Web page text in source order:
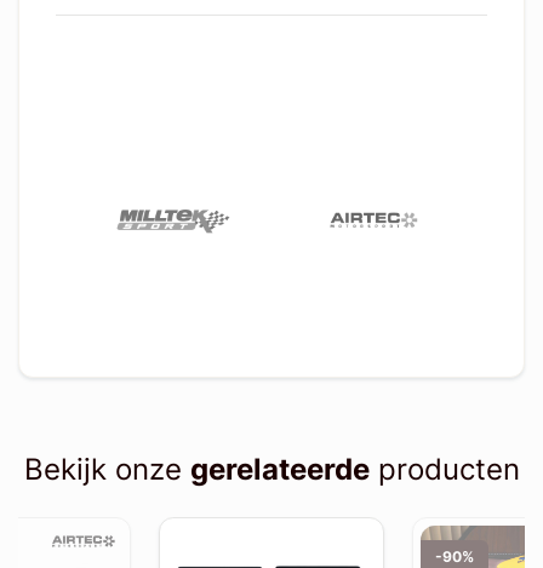
Bekijk onze gerelateerdeproducten
-90%